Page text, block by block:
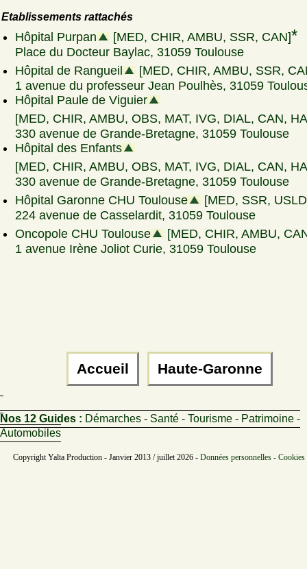
Etablissements rattachés
Hôpital Purpan [MED, CHIR, AMBU, SSR, CAN]*
Place du Docteur Baylac, 31059 Toulouse
Hôpital de Rangueil
[MED, CHIR, AMBU, SSR,
1 avenue du professeur Jean Poulhès, 31059
Hôpital Paule de Viguier
[MED, CHIR, AMBU, OBS, MAT, IVG, DIAL, CAN,
330 avenue de Grande-Bretagne, 31059 Toulouse
Hôpital des Enfants
[MED, CHIR, AMBU, OBS, MAT, IVG, DIAL, CAN,
330 avenue de Grande-Bretagne, 31059 Toulouse
Hôpital Garonne CHU Toulouse
[MED, SSR,
224 avenue de Casselardit, 31059 Toulouse
Oncopole CHU Toulouse
[MED, CHIR, AMBU,
1 avenue Irène Joliot Curie, 31059 Toulouse
Accueil Haute-Garonne
Nos 12 Guides : Démarches - Santé - Tourisme - Patrimoine -
Automobiles
Copyright Yalta Production - Janvier 2013 / juillet 2026 - Données personnelles -